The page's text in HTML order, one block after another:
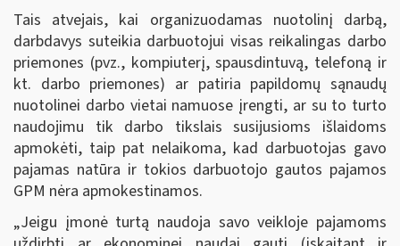
Tais atvejais, kai organizuodamas nuotolinį darbą,
darbdavys suteikia darbuotojui visas reikalingas darbo
priemones (pvz., kompiuterį, spausdintuvą, telefoną ir
kt. darbo priemones) ar patiria papildomų sąnaudų
nuotolinei darbo vietai namuose įrengti, ar su to turto
naudojimu tik darbo tikslais susijusioms išlaidoms
apmokėti, taip pat nelaikoma, kad darbuotojas gavo
pajamas natūra ir tokios darbuotojo gautos pajamos
GPM nėra apmokestinamos.
„Jeigu įmonė turtą naudoja savo veikloje pajamoms